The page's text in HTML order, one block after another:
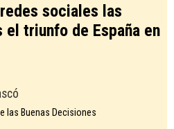
sociales las
triunfo de España en
las Buenas Decisiones